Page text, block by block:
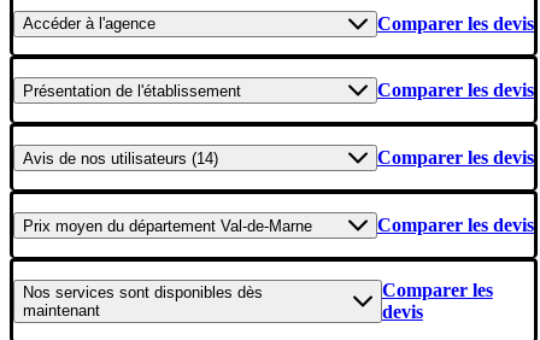
Accéderà l'agence Comparer les devis
Présentation de l'établissement Comparer les devis
Avis de nos utilisateurs (14) Comparer les devis
Prix moyen du département Val-de-Marne Comparer les devis
Nos services sont disponibles dès
maintenant
Comparer les
devis